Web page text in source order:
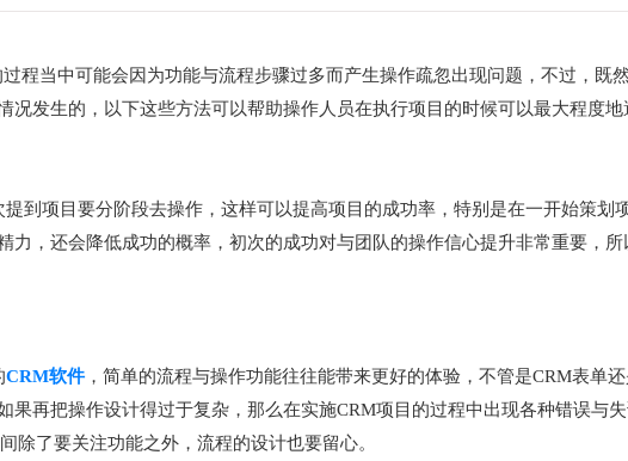
程当中可能会因为功能与流程步骤过多而产生操作疏忽出现问题，不过，既
况发生的，以下这些方法可以帮助操作人员在执行项目的时候可以最大程度地
到项目要分阶段去操作，这样可以提高项目的成功率，特别是在一开始策划
力，还会降低成功的概率，初次的成功对与团队的操作信心提升非常重要，所
CRM软件，简单的流程与操作功能往往能带来更好的体验，不管是CRM表单
果再把操作设计得过于复杂，那么在实施CRM项目的过程中出现各种错误与
除了要关注功能之外，流程的设计也要留心。